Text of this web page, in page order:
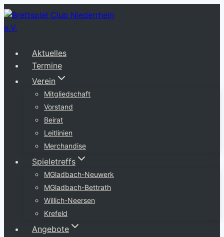
Zum
Inhalt
springen
Aktuelles
Termine
Verein
Mitgliedschaft
Vorstand
Beirat
Leitlinien
Merchandise
Spieletreffs
MGladbach-Neuwerk
MGladbach-Bettrath
Willich-Neersen
Krefeld
Angebote